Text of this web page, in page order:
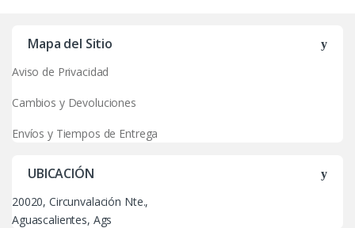
Mapa del Sitio
Aviso de Privacidad
Cambios y Devoluciones
Envíos y Tiempos de Entrega
UBICACIÓN
20020, Circunvalación Nte.,
Aguascalientes, Ags